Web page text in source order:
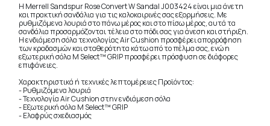
Η Merrell Sandspur Rose Convert W Sandal J003424 είναι μια άνετη
και πρακτική σανδάλια για τις καλοκαιρινές σας εξορμήσεις. Με
ρυθμιζόμενα λουριά στο πάνω μέρος και στο πίσω μέρος, αυτά τα
σανδάλια προσαρμόζονται τέλεια στο πόδι σας για άνεση και στήριξη.
Η ενδιάμεση σόλα τεχνολογίας Air Cushion προσφέρει απορρόφηση
των κραδασμών και σταθερότητα κάτω από το πέλμα σας, ενώ η
εξωτερική σόλα M Select™ GRIP προσφέρει πρόσφυση σε διάφορες
επιφάνειες.
Χαρακτηριστικά ή τεχνικές λεπτομέρειες Προϊόντος:
- Ρυθμιζόμενα λουριά
- Τεχνολογία Air Cushion στην ενδιάμεση σόλα
- Εξωτερική σόλα M Select™ GRIP
- Ελαφρύς σχεδιασμός